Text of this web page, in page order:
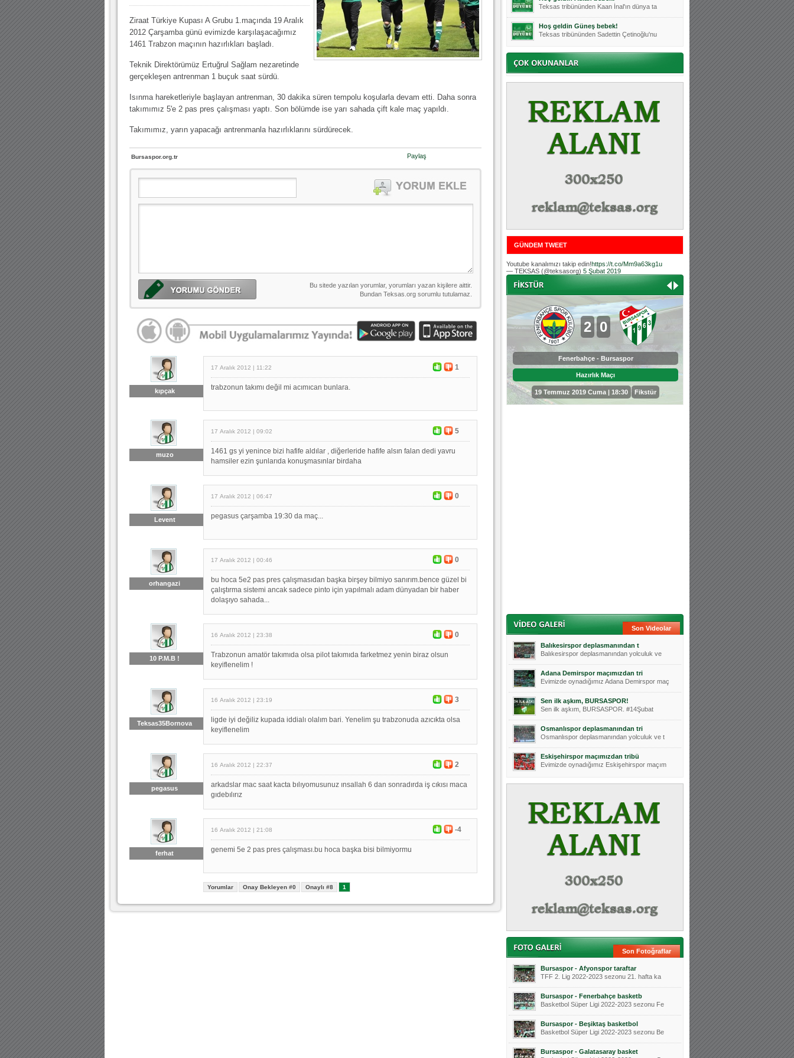
30.12.2022 18:00 |Hoş geldin Kadir Kağan Bebek!
11.11.2025 14:13 | Hoş geldin Ertuğrul Bebek!
16.07.2024 14:32 | Hoş geldin Kerem Bebek!
08.01.2024 19:01 |Hoş geldin Aslan bebek!
Ziraat Türkiye Kupası A Grubu 1.maçında 19 Aralık
2012 Çarşamba günü evimizde karşılaşacağımız
1461 Trabzon maçının hazırlıkları başladı.
Teknik Direktörümüz Ertuğrul Sağlam nezaretinde
gerçekleşen antrenman 1 buçuk saat sürdü.
Isınma hareketleriyle başlayan antrenman, 30 dakika süren tempolu koşularla devam etti. Daha sonra
takımımız 5'e 2 pas pres çalışması yaptı. Son bölümde ise yarı sahada çift kale maç yapıldı.
Takımımız, yarın yapacağı antrenmanla hazırlıklarını sürdürecek.
Bursaspor.org.tr Paylaş
kıpçak
17 Aralık 2012 | 11:22 1
trabzonun takımı değil mi acımıcan bunlara.
muzo
17 Aralık 2012 | 09:02 5
1461 gs yi yenince bizi hafife aldılar , diğerleride hafife alsın falan dedi yavru
hamsiler ezin şunlarıda konuşmasınlar birdaha
Levent
17 Aralık 2012 | 06:47 0
pegasus çarşamba 19:30 da maç...
orhangazi
17 Aralık 2012 | 00:46 0
bu hoca 5e2 pas pres çalışmasıdan başka birşey bilmiyo sanırım.bence güzel bi
çalıştırma sistemi ancak sadece pinto için yapılmalı adam dünyadan bir haber
dolaşıyo sahada...
10 P.M.B !
16 Aralık 2012 | 23:38 0
Trabzonun amatör takımıda olsa pilot takımıda farketmez yenin biraz olsun
keyiflenelim !
Teksas35Bornova
16 Aralık 2012 | 23:19 3
ligde iyi değiliz kupada iddialı olalım bari. Yenelim şu trabzonuda azıcıkta olsa
keyiflenelim
pegasus
16 Aralık 2012 | 22:37 2
arkadslar mac saat kacta bılıyomusunuz ınsallah 6 dan sonradırda iş cıkısı maca
gıdebılırız
ferhat
16 Aralık 2012 | 21:08 -4
genemi 5e 2 pas pres çalışması.bu hoca başka bisi bilmiyormu
Yorumlar Onay Bekleyen #0 Onaylı #8 1
Teksas tribününden Kaan İnal'ın dünya ta
Hoş geldin Güneş bebek!
Teksas tribününden Sadettin Çetinoğlu'nu
Mutluluklar Ceyhun Tetik
Teksas tribünlerinin sevilen isimlerinde
Bursasporumuzun önü açılsın is
Hoş geldin Alaz Bebek!
Teksas.org sistem yöneticisi, ekibimizin
Hoş geldin Göktuğ Bebek!
Teksas.org ekibimizden ve tribünlerimizi
Teksas tribünlerinden Basri İleri'nin dü
Hoş geldin Kerem Bebek!
Tribünlerimizden Mesut Ulusoy'un (Duka)
Hoş geldin Aslan bebek!
Teksas tribününden Kaan İnal'ın dünya ta
Hoş geldin Güneş bebek!
Teksas tribününden Sadettin Çetinoğlu'nu
GÜNDEM TWEET
Youtube kanalımızı takip edin!https://t.co/Mm9a63kg1u
— TEKSAS (@teksasorg) 5 Şubat 2019
- -
Bursaspor - Altınordu
2 0
Fenerbahçe - Bursaspor
Hazırlık Maçı
19 Temmuz 2019 Cuma | 18:30 Fikstür
0 3
Bursaspor - Sepahan
Hazırlık Maçı
25 Temmuz 2019 Perşembe |
Son Videolar
Balıkesirspor deplasmanından t
Balıkesirspor deplasmanından yolculuk ve
Adana Demirspor maçımızdan tri
Evimizde oynadığımız Adana Demirspor maç
Sen ilk aşkım, BURSASPOR!
Sen ilk aşkım, BURSASPOR. #14Şubat
Osmanlıspor deplasmanından tri
Osmanlıspor deplasmanından yolculuk ve t
Eskişehirspor maçımızdan tribü
Evimizde oynadığımız Eskişehirspor maçım
Son Fotoğraflar
Bursaspor - Afyonspor taraftar
TFF 2. Lig 2022-2023 sezonu 21. hafta ka
Bursaspor - Fenerbahçe basketb
Basketbol Süper Ligi 2022-2023 sezonu Fe
Bursaspor - Beşiktaş basketbol
Basketbol Süper Ligi 2022-2023 sezonu Be
Bursaspor - Galatasaray basket